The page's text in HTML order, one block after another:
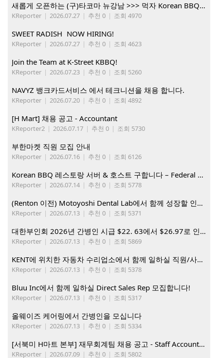
새롭게 오픈하는 (구)타코마 뉴강남 >>> 먹자 Korean BBQ 구인중
KReporter | 2026.07.27 | 추천 0 | 조회 4970
SWEET RADISH NOW HIRING!
KReporter | 2026.07.27 | 추천 0 | 조회 4623
Join the Team at K-Street KBBQ!
KReporter | 2026.07.23 | 추천 0 | 조회 5260
NAVYZ 뱅크카드서비스 에서 테크니션을 채용 합니다.
KReporter | 2026.07.20 | 추천 0 | 조회 4892
[H Mart] 채용 공고 - Accountant
KReporter2 | 2026.07.17 | 추천 0 | 조회 5730
부한마켓 직원 모집 안내
KReporter | 2026.07.16 | 추천 0 | 조회 6126
Korean BBQ 레스토랑 서버 & 호스트 구합니다 – Federal Way & Tacoma $45-$60/hr (server), $21-23/hr (Host)
KReporter | 2026.07.14 | 추천 0 | 조회 5778
(Renton 이전) Motoyoshi Dental Lab에서 함께 성장할 인재를 모십니다.
KReporter | 2026.07.13 | 추천 0 | 조회 5371
대한부인회 2026년 간병인 시급 $22. 63에서 $26.97로 인상. 지금 간병인들을 모집합니다
KReporter | 2026.07.13 | 추천 0 | 조회 5869
KENT에 위치한 자동차 수리업소에서 함께 일하실 직원/사무직원 구합니다.
KReporter | 2026.07.13 | 추천 0 | 조회 5378
Bluu Inc에서 함께 일하실 Direct Sales Rep 모집합니다!
KReporter | 2026.07.13 | 추천 0 | 조회 5317
올웨이즈 케어링에서 간병인을 모십니다
KReporter | 2026.07.13 | 추천 0 | 조회 5334
[서북미 H마트 본부] 재무회계팀 채용 공고 - Staff Accountant
KReporter | 2026.07.09 | 추천 0 | 조회 5802